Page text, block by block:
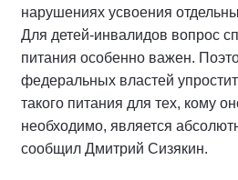
нарушениях усвоения
Для детей-инвалидов вопрос
питания особенно важен.
федеральных властей
такого питания для тех, кому
необходимо, является
сообщил Дмитрий Сизякин.